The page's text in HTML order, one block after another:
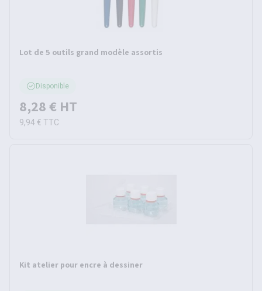
Lot de 5 outils grand modèle assortis
Disponible
8,28 € HT
9,94 € TTC
Kit atelier pour encre à dessiner